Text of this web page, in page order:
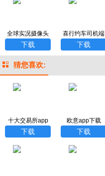
全球实况摄像头
监控官方版
下载
喜行约车司机端
下载
猜您喜欢:
十大交易所app
下载
下载
欧意app下载
下载